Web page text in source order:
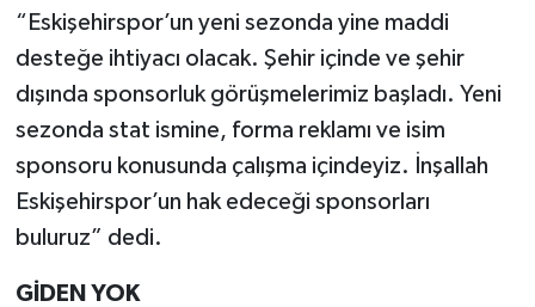
“Eskişehirspor’un yeni sezonda yine maddi
desteğe ihtiyacı olacak. Şehir içinde ve şehir
dışında sponsorluk görüşmelerimiz başladı. Yeni
sezonda stat ismine, forma reklamı ve isim
sponsoru konusunda çalışma içindeyiz. İnşallah
Eskişehirspor’un hak edeceği sponsorları
buluruz” dedi.
GİDEN YOK